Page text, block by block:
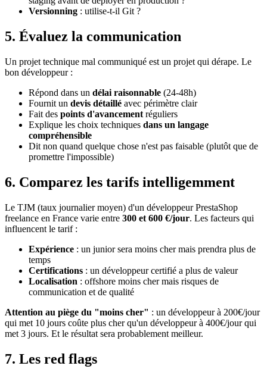
Versionning : utilise-t-il Git ?
5. Évaluez la communication
Un projet technique mal communiqué est un projet qui dérape. Le
bon développeur :
Répond dans un délai raisonnable (24-48h)
Fournit un devis détaillé avec périmètre clair
Fait des points d'avancement réguliers
Explique les choix techniques dans un langage
compréhensible
Dit non quand quelque chose n'est pas faisable (plutôt que de
promettre l'impossible)
6. Comparez les tarifs intelligemment
Le TJM (taux journalier moyen) d'un développeur PrestaShop
freelance en France varie entre 300 et 600 €/jour. Les facteurs qui
influencent le tarif :
Expérience : un junior sera moins cher mais prendra plus de
temps
Certifications : un développeur certifié a plus de valeur
Localisation : offshore moins cher mais risques de
communication et de qualité
Attention au piège du "moins cher" : un développeur à 200€/jour
qui met 10 jours coûte plus cher qu'un développeur à 400€/jour qui
met 3 jours. Et le résultat sera probablement meilleur.
7. Les red flags